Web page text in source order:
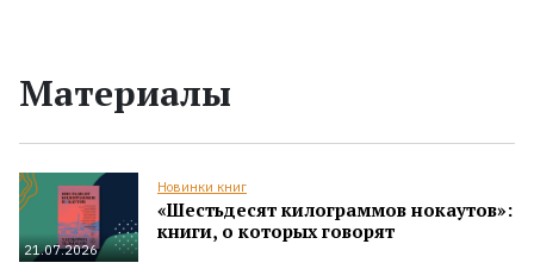
Материалы
21.07.2026
Новинки книг
«Шестьдесят килограммов нокаутов»:
книги, о которых говорят